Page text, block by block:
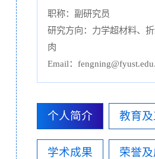
职称：副研究员
研究方向：力学超材料、
肉
Email：
个人简介 教育
学术成果 荣誉